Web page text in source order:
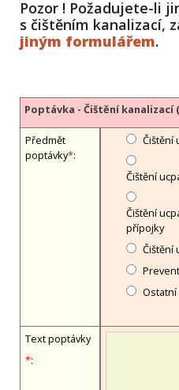
Pozor ! Požadujete-li
s čištěním kanalizací,
jiným formulářem.
Poptávka - Čištění kanalizací
Předmět
poptávky*:
Čištění
Čištění
Čištění
přípojky
Čištění
Text poptávky
*: